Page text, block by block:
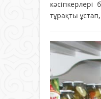
кәсіпкерлері
тұрақты